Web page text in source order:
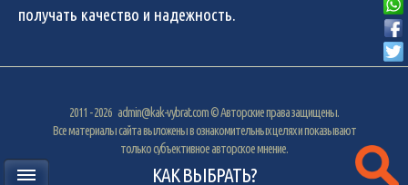
получать качество и надежность.
2011 - 2026 admin@kak-vybrat.com© Авторские права защищены.
Все материалы сайта выложены в ознакомительных целях и показывают
только субъективное авторское мнение.
КАК ВЫБРАТЬ?